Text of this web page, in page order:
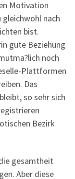
Motivation
nach
bist.
gute Beziehung
noch
Plattformen
Das
so sehr sich
Bezirk
gesamtheit
Aber diese